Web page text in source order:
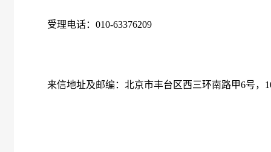
受理电话： 010-63376209
来信地址及邮编：北京市丰台区西三环南路甲6号，